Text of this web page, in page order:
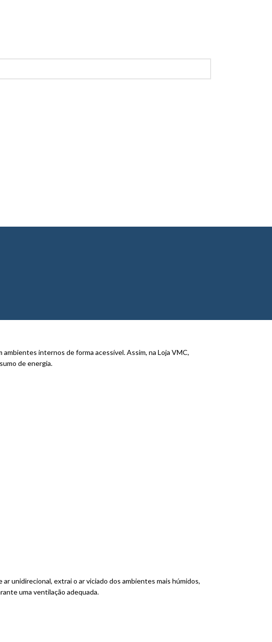
internos de forma acessível. Assim, na Loja VMC,
de energia.
unidirecional, extrai o ar viciado dos ambientes mais húmidos,
uma ventilação adequada.